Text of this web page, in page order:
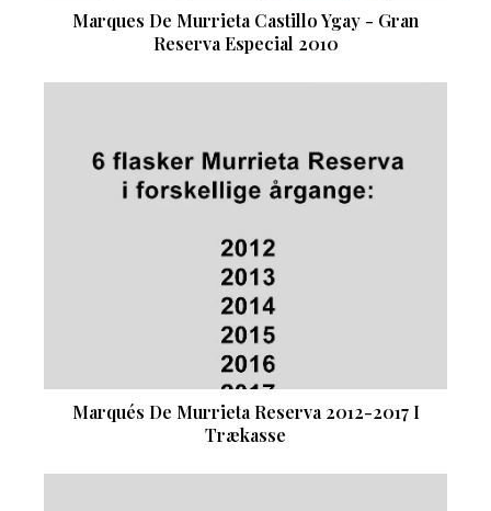
Marques De Murrieta Castillo Ygay - Gran
Reserva Especial 2010
Marqués De Murrieta Reserva 2012-2017 I
Trækasse